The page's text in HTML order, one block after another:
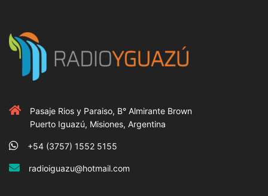
Pasaje Rios y Paraiso, B° Almirante Brown
Puerto Iguazú, Misiones, Argentina
+54 (3757) 1552 5155
radioiguazu@hotmail.com